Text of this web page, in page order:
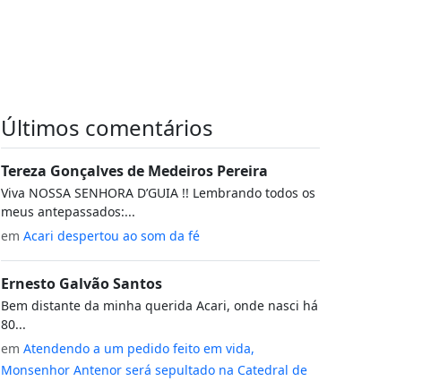
Últimos comentários
Tereza Gonçalves de Medeiros Pereira
Viva NOSSA SENHORA D’GUIA !! Lembrando todos os
meus antepassados:...
em Acari despertou ao som da fé
Ernesto Galvão Santos
Bem distante da minha querida Acari, onde nasci há
80...
em Atendendo a um pedido feito em vida,
Monsenhor Antenor será sepultado na Catedral de